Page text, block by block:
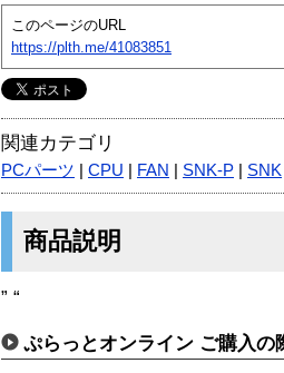
このページのURL
https://plth.me/41083851
関連カテゴリ
PCパーツ CPU FAN SNK-P SNK
商品説明
” “
ぷらっとオンライン ご購入の